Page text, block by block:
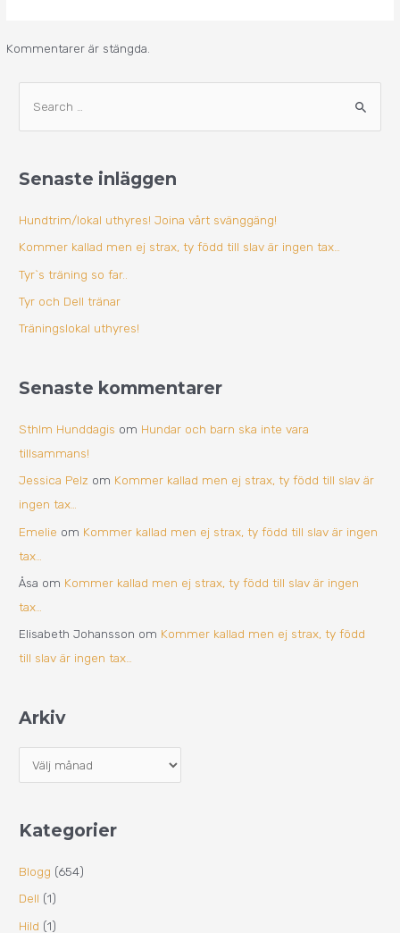
Kommentarer är stängda.
ö
e
e
r
:
Senaste inläggen
Hundtrim/lokal uthyres! Joina vårt svänggäng!
Kommer kallad men ej strax, ty född till slav är ingen tax…
Tyr`s träning so far..
Tyr och Dell tränar
Träningslokal uthyres!
Senaste kommentarer
Sthlm Hunddagis om Hundar och barn ska inte vara
tillsammans!
Jessica Pelz om Kommer kallad men ej strax, ty född till slav är
ingen tax…
Emelie om Kommer kallad men ej strax, ty född till slav är ingen
tax…
Åsa om Kommer kallad men ej strax, ty född till slav är ingen
tax…
Elisabeth Johansson om Kommer kallad men ej strax, ty född
till slav är ingen tax…
Arkiv
v
Kategorier
Blogg (654)
Dell (1)
Hild (1)